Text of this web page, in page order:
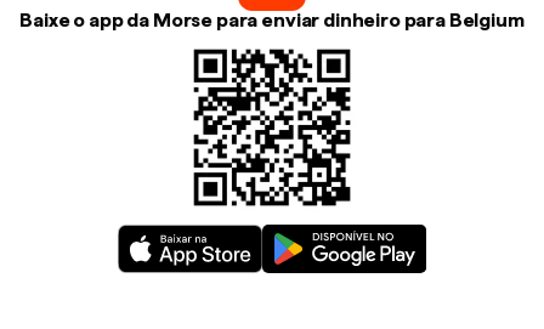
Baixe o app da Morse para enviar dinheiro para Belgium